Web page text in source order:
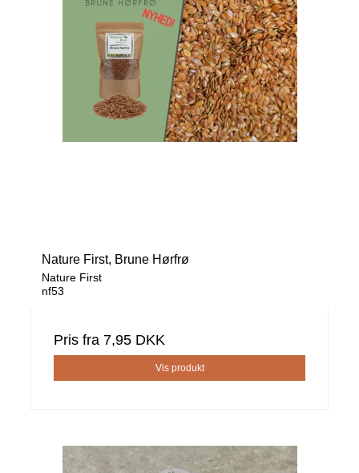
Nature First, Brune Hørfrø
Nature First
nf53
Pris fra 7,95 DKK
Vis produkt